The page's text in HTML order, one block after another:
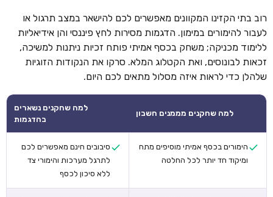
רוב בתי הקזינו המקוונים מאפשרים לכם להישאר במצב תרגול או
לעבור להימורים במימון. הדגמות מסירות לחץ פיננסי והן אידיאליות
ללימוד מכניקה; משחק בכסף אמיתי פותח זכיות ניתנות למשיכה,
זכאות לבונוסים, ואת הקטלוג המלא. סרקו את הנקודות הזוגיות
שלהלן כדי לראות איזה מסלול מתאים לכם היום.
למה שחקנים מממנים חשבון
למה שחקנים נשארים
בהדגמות
הימורים בכסף אמיתי מוסיפים מתח
ומיקוד חד יותר לכל החלטה
סיבובים חינם מאפשרים לכם
לתרגל מערכות והימורי צד
ללא סיכון לכסף